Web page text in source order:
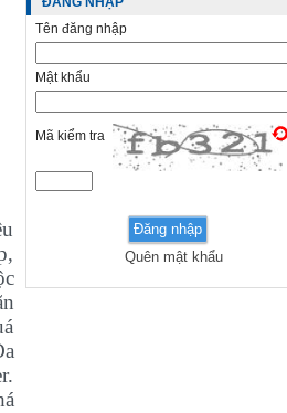
Tên đăng nhập
Mật khẩu
Mã kiểm tra
Quên mật khẩu